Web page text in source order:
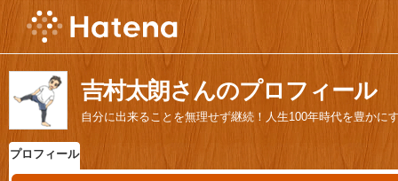
吉村太朗さんのプロフィール
自分に出来ることを無理せず継続！人生100年時代を豊かに
プロフィール